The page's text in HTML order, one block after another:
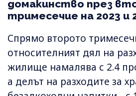
домакинство през
тримесечие на 2023 и
Спрямо второто
относителният дял на
жилище намалява с 2.4
а делът на разходите за